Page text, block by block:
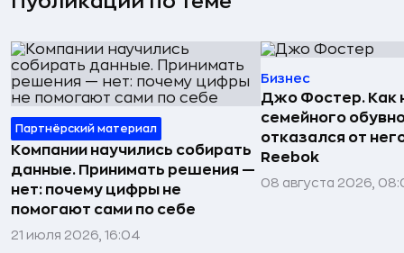
Партнёрский материал
Компании научились собирать
данные. Принимать решения —
нет: почему цифры не
помогают сами по себе
21 июля 2026, 16:04
Бизнес
Джо Фостер. Как
семейного
отказался от
Reebok
08 августа 2026,